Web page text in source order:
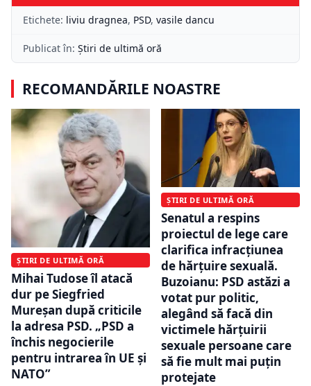
Etichete: liviu dragnea, PSD, vasile dancu
Publicat în: Știri de ultimă oră
RECOMANDĂRILE NOASTRE
ȘTIRI DE ULTIMĂ ORĂ
Mihai Tudose îl atacă
dur pe Siegfried
Mureșan după criticile
la adresa PSD. „PSD a
închis negocierile
pentru intrarea în UE și
NATO”
ȘTIRI DE ULTIMĂ ORĂ
Senatul a respins
proiectul de lege care
clarifica infracțiunea
de hărțuire sexuală.
Buzoianu: PSD astăzi a
votat pur politic,
alegând să facă din
victimele hărţuirii
sexuale persoane care
să fie mult mai puţin
protejate